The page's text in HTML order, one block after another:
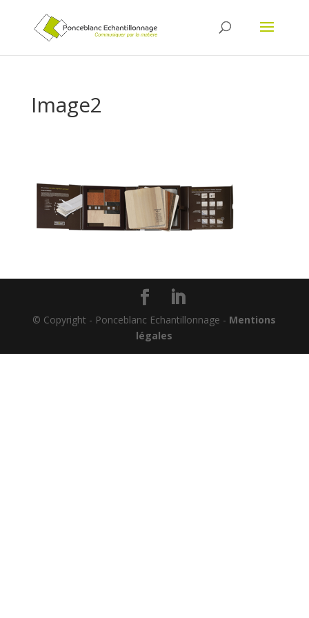
Image2
© Copyright - Ponceblanc Echantillonnage - Mentions
légales